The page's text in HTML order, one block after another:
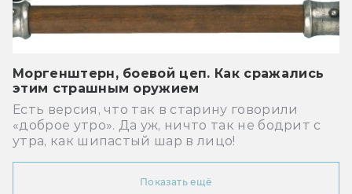
Моргенштерн, боевой цеп. Как сражались
этим страшным оружием
Есть версия, что так в старину говорили
«доброе утро». Да уж, ничто так не бодрит с
утра, как шипастый шар в лицо!
Показать ещё